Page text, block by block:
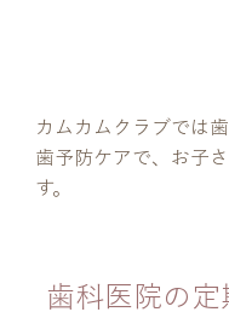
カムカムクラブでは
歯予防ケアで、お子
す。
歯科医院の定